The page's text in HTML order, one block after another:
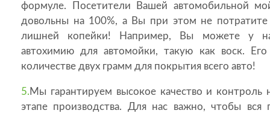
формуле. Посетители Вашей автомобильной
довольны на 100%, а Вы при этом не
лишней копейки! Например, Вы можете у
автохимию для автомойки, такую как воск. Его
количестве двух грамм для покрытия всего авто!
5. Мы гарантируем высокое качество и контроль
этапе производства. Для нас важно, чтобы вся